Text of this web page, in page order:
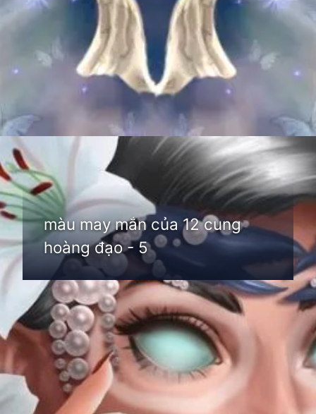
https://thienvanhoc.edu.vn/mau-may-man-cua-12-cung-hoang-dao
màu may mắn của 12 cung
hoàng đạo - 5